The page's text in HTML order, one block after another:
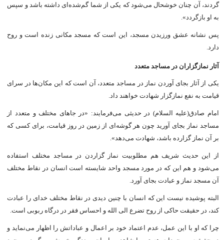
گردند، آن چنان خوشحال می‌شود که یکى از شما گم‌شده‌اى داشته باشد و سپس
به او بازگردد».
پس نشانه عشق ورزیدن مسجد، این است که مسجد مکانى زنده است و روح
دارد.
آثار نمازگزاران در مساجد متعدد
یکی از آثار بجاى آوردن نماز در مساجد متعدد، آن است که این مکان‌ها در سراى
قیامت به نفع نمازگزار شهادت خواهند داد.
امام صادق(علیه السلام) در حدیثى می‌فرمایند: «در جاهاى مختلف و متعدد از
مساجد نماز بجاى آورید چون هر گوشه‌اى از زمین در روز قیامت، براى کسى که
بر آن نماز گزارده باشد، شهادت می‌دهد».
از این حدیث شریف هم مطلوبیت نماز گزاردن در مساجد مختلف استفاده
می‌شود و هم این که در مورد مسجد واحد شایسته است انسان در نقاط مختلف
آن مسجد نماز و عبادت بجای آورد.
البته پوشیده نیست این که انسان با چنین دیدى در نقاط مختلف خداى را عبادت
کند، در حقیقت حاکى از روح تضرع الى الله و احساس فقر در درگاه ربوبى است.
چرا که او با این عمل، عدم اعتماد خود بر اعمال و عباداتش را اظهار می‌‌نماید و